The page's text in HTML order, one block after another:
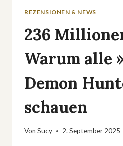
REZENSIONEN & NEWS
236
Warum alle
Demon
schauen
Von Sucy 2. September 2025